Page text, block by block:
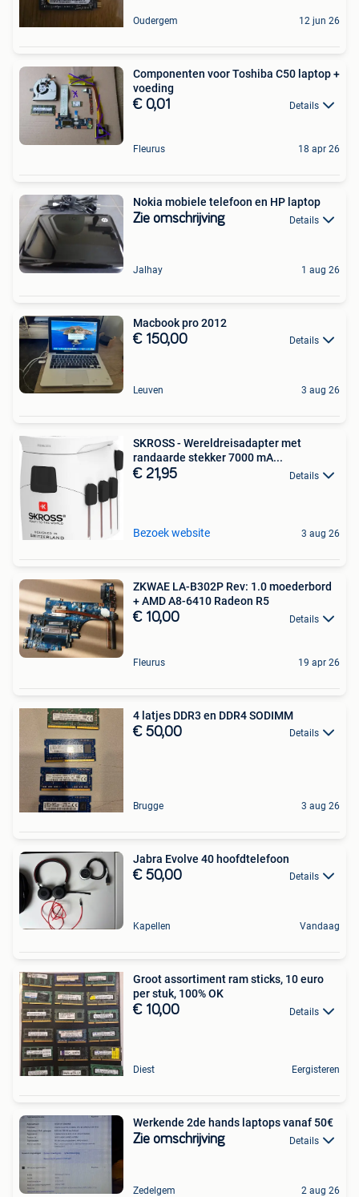
Oudergem 12 jun 26
Componenten voor Toshiba C50 laptop +
voeding
€ 0,01 Details
Fleurus 18 apr 26
Nokia mobiele telefoon en HP laptop
Zie omschrijving Details
Jalhay 1 aug 26
Macbook pro 2012
€ 150,00 Details
Leuven 3 aug 26
SKROSS - Wereldreisadapter met
randaarde stekker 7000 mA...
€ 21,95 Details
Bezoek website 3 aug 26
ZKWAE LA-B302P Rev: 1.0 moederbord
+ AMD A8-6410 Radeon R5
€ 10,00 Details
Fleurus 19 apr 26
4 latjes DDR3 en DDR4 SODIMM
€ 50,00 Details
Brugge 3 aug 26
Jabra Evolve 40 hoofdtelefoon
€ 50,00 Details
Kapellen Vandaag
Groot assortiment ram sticks, 10 euro
per stuk, 100% OK
€ 10,00 Details
Diest Eergisteren
Werkende 2de hands laptops vanaf 50€
Zie omschrijving Details
Zedelgem 2 aug 26